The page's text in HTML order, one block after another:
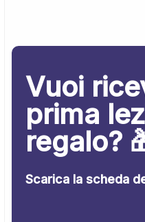
Vuoi
prima
regalo?
Scarica la scheda